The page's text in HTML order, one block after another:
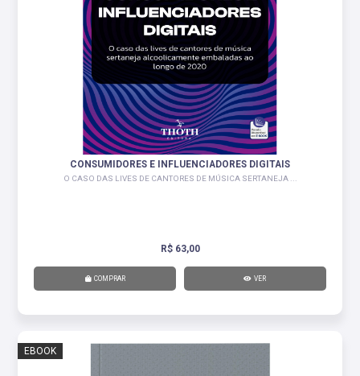
CONSUMIDORES E INFLUENCIADORES DIGITAIS
O CASO DAS LIVES DE CANTORES DE MÚSICA SERTANEJA ...
R$ 63,00
COMPRAR VER
EBOOK